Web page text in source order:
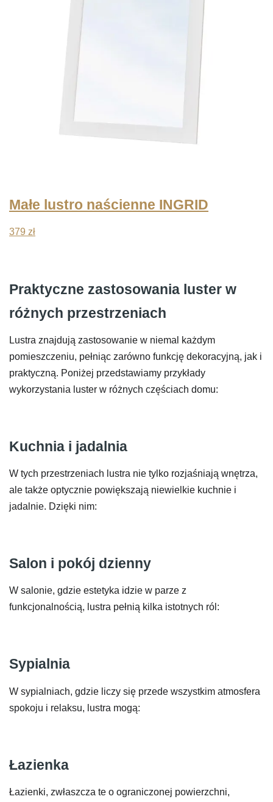
Małe lustro naścienne INGRID
379 zł
Praktyczne zastosowania luster w
różnych przestrzeniach
Lustra znajdują zastosowanie w niemal każdym
pomieszczeniu, pełniąc zarówno funkcję dekoracyjną, jak i
praktyczną. Poniżej przedstawiamy przykłady
wykorzystania luster w różnych częściach domu:
Kuchnia i jadalnia
W tych przestrzeniach lustra nie tylko rozjaśniają wnętrza,
ale także optycznie powiększają niewielkie kuchnie i
jadalnie. Dzięki nim:
Salon i pokój dzienny
W salonie, gdzie estetyka idzie w parze z
funkcjonalnością, lustra pełnią kilka istotnych ról:
Sypialnia
W sypialniach, gdzie liczy się przede wszystkim atmosfera
spokoju i relaksu, lustra mogą:
Łazienka
Łazienki, zwłaszcza te o ograniczonej powierzchni,